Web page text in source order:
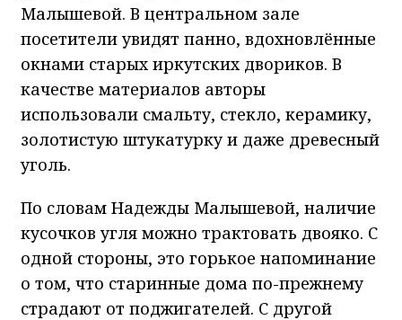
Малышевой. В центральном зале
посетители увидят панно, вдохновлённые
окнами старых иркутских двориков. В
качестве материалов авторы
использовали смальту, стекло, керамику,
золотистую штукатурку и даже древесный
уголь.
По словам Надежды Малышевой, наличие
кусочков угля можно трактовать двояко. С
одной стороны, это горькое напоминание
о том, что старинные дома по-прежнему
страдают от поджигателей. С другой